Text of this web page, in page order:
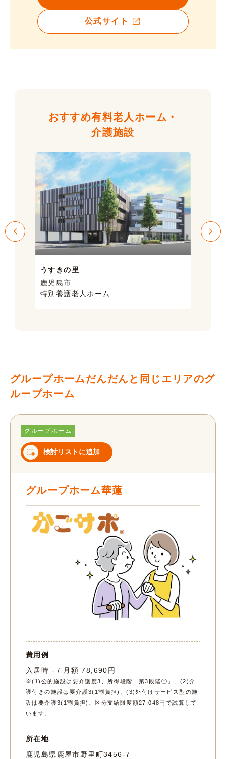
公式サイト
おすすめ有料老人ホーム・
介護施設
うすきの里
鹿児島市
特別養護老人ホーム
グループホームだんだんと同じエリアのグ
ループホーム
グループホーム
検討リストに追加
グループホーム華蓮
費用例
入居時 - / 月額 78,690円
※(1)公的施設は要介護度3、所得段階「第3段階①」、(2)介
護付きの施設は要介護3(1割負担)、(3)外付けサービス型の施
設は要介護3(1割負担)、区分支給限度額27,048円で試算して
います。
所在地
鹿児島県鹿屋市野里町3456-7